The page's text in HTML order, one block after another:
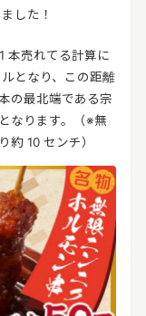
した！
本売れてる計算に
となり、この距離
の最北端である宗
なります。（※無
約 10 センチ）